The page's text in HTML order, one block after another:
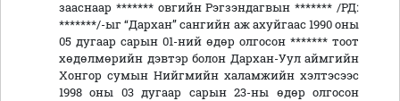
зааснаар ******* овгийн Рэгзэндагвын ******* /РД:
*******/-ыг “Дархан” сангийн аж ахуйгаас 1990 оны
05 дугаар сарын 01-ний өдөр олгосон ******* тоот
хөдөлмөрийн дэвтэр болон Дархан-Уул аймгийн
Хонгор сумын Нийгмийн халамжийн хэлтэсээс
1998 оны 03 дугаар сарын 23-ны өдөр олгосон